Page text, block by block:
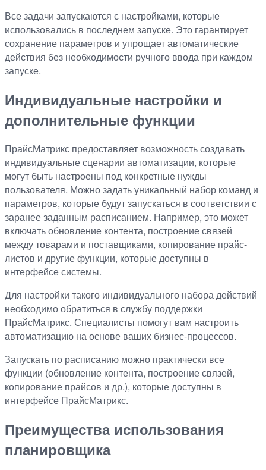
Все задачи запускаются с настройками, которые
использовались в последнем запуске. Это гарантирует
сохранение параметров и упрощает автоматические
действия без необходимости ручного ввода при каждом
запуске.
Индивидуальные настройки и
дополнительные функции
ПрайсМатрикс предоставляет возможность создавать
индивидуальные сценарии автоматизации, которые
могут быть настроены под конкретные нужды
пользователя. Можно задать уникальный набор команд и
параметров, которые будут запускаться в соответствии с
заранее заданным расписанием. Например, это может
включать обновление контента, построение связей
между товарами и поставщиками, копирование прайс-
листов и другие функции, которые доступны в
интерфейсе системы.
Для настройки такого индивидуального набора действий
необходимо обратиться в службу поддержки
ПрайсМатрикс. Специалисты помогут вам настроить
автоматизацию на основе ваших бизнес-процессов.
Запускать по расписанию можно практически все
функции (обновление контента, построение связей,
копирование прайсов и др.), которые доступны в
интерфейсе ПрайсМатрикс.
Преимущества использования
планировщика